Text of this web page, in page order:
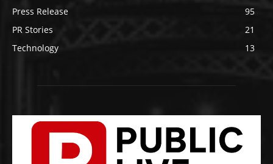
Press Release
95
PR Stories
21
Technology
13